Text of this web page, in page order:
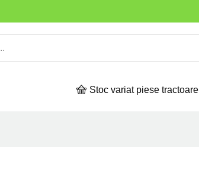
Stoc variat piese tractoare